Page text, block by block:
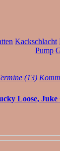
Kackschlacht
Pump
(13)
Loose,